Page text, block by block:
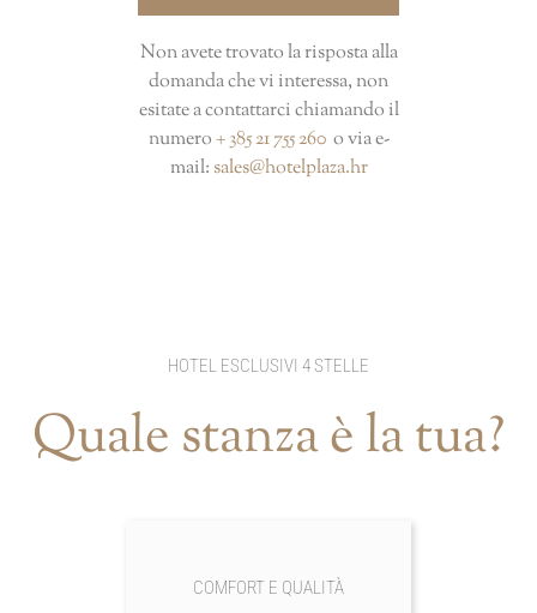
Non avete trovato la risposta alla
domanda che vi interessa, non
esitate a contattarci chiamando il
numero+ 385 21 755 260o via e-
mail: sales@hotelplaza.hr
HOTEL ESCLUSIVI 4 STELLE
Quale stanza è la tua?
COMFORT E QUALITÀ